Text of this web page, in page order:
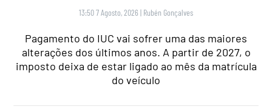
13:50 7 Agosto, 2026 | Rubén Gonçalves
Pagamento do IUC vai sofrer uma das maiores
alterações dos últimos anos. A partir de 2027, o
imposto deixa de estar ligado ao mês da matrícula
do veículo